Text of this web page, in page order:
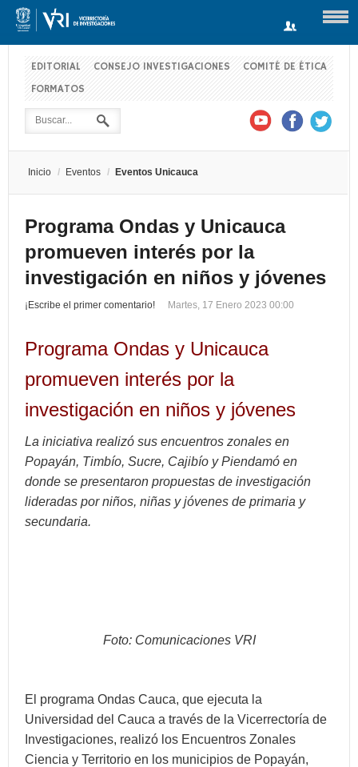
EDITORIAL CONSEJO INVESTIGACIONES
COMITÉ DE ÉTICA
FORMATOS
Inicio / Eventos / Eventos Unicauca
Programa Ondas y Unicauca
promueven interés por la
investigación en niños y jóvenes
¡Escribe el primer comentario! Martes, 17 Enero 2023 00:00
Programa Ondas y Unicauca
promueven interés por la
investigación en niños y jóvenes
La iniciativa realizó sus encuentros zonales en
Popayán, Timbío, Sucre, Cajibío y Piendamó en
donde se presentaron propuestas de investigación
lideradas por niños, niñas y jóvenes de primaria y
secundaria.
Foto: Comunicaciones VRI
El programa Ondas Cauca, que ejecuta la
Universidad del Cauca a través de la Vicerrectoría de
Investigaciones, realizó los Encuentros Zonales
Ciencia y Territorio en los municipios de Popayán,
Usuario
Log in with Facebook